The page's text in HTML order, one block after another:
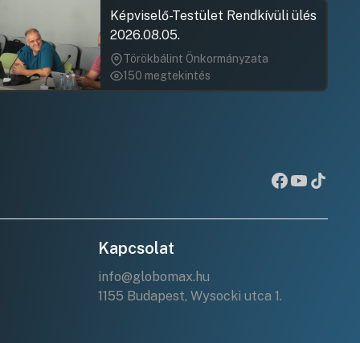
Képviselő-Testület Rendkívüli ülés
2026.08.05.
Törökbálint Önkormányzata
150 megtekintés
Kapcsolat
info@globomax.hu
1155 Budapest, Wysocki utca 1.